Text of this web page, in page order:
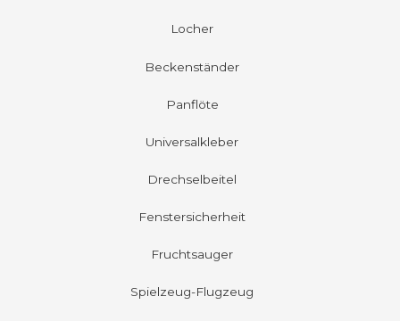
Locher
Beckenständer
Panflöte
Universalkleber
Drechselbeitel
Fenstersicherheit
Fruchtsauger
Spielzeug-Flugzeug